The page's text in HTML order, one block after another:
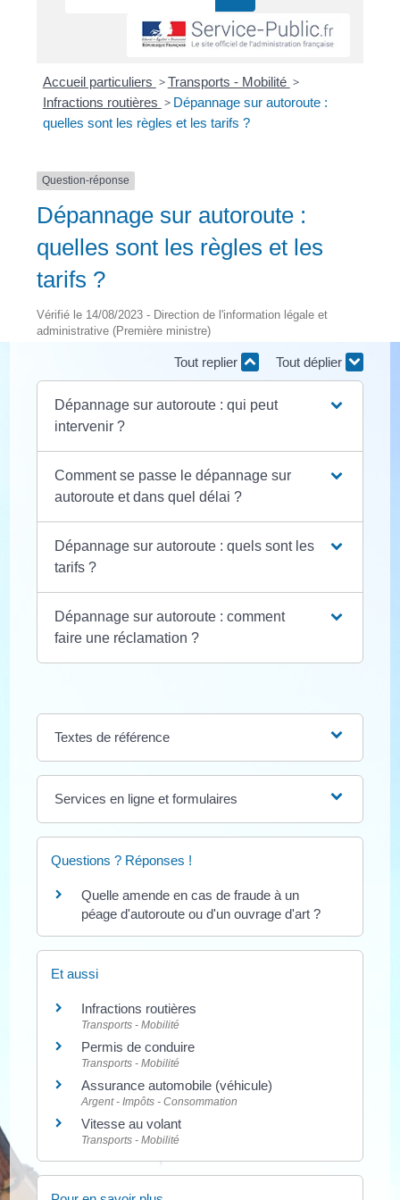
Accueil particuliers >Transports - Mobilité >
Infractions routières > Dépannage sur autoroute :
quelles sont les règles et les tarifs ?
Question-réponse
Dépannage sur autoroute :
quelles sont les règles et les
tarifs ?
Vérifié le 14/08/2023 - Direction de l'information légale et
administrative (Première ministre)
Tout replier Tout déplier
Dépannage sur autoroute : qui peut
intervenir ?
Comment se passe le dépannage sur
autoroute et dans quel délai ?
Dépannage sur autoroute : quels sont les
tarifs ?
Dépannage sur autoroute : comment
faire une réclamation ?
Textes de référence
Services en ligne et formulaires
Questions ? Réponses !
Quelle amende en cas de fraude à un
péage d'autoroute ou d'un ouvrage d'art ?
Et aussi
Infractions routières
Transports - Mobilité
Permis de conduire
Transports - Mobilité
Assurance automobile (véhicule)
Argent - Impôts - Consommation
Vitesse au volant
Transports - Mobilité